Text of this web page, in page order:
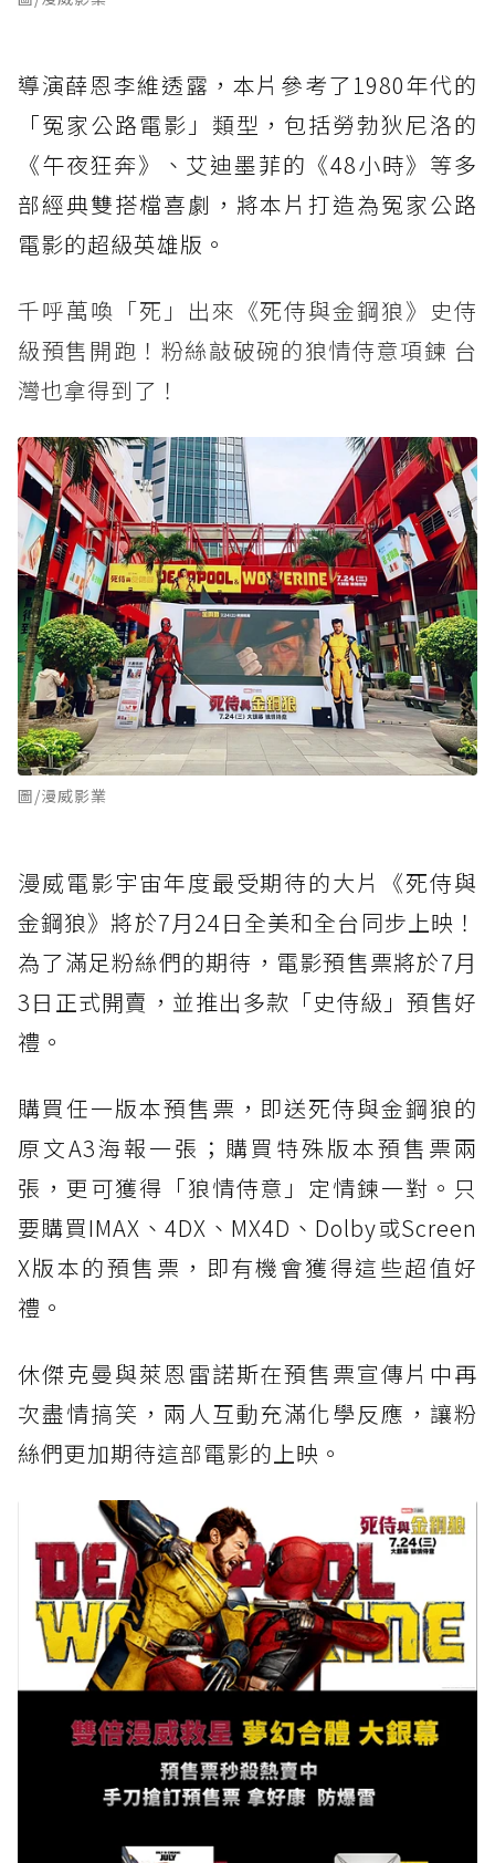
導演薛恩李維透露，本片參考了1980年代的
「冤家公路電影」類型，包括勞勃狄尼洛的
《午夜狂奔》、艾迪墨菲的《48小時》等多
部經典雙搭檔喜劇，將本片打造為冤家公路
電影的超級英雄版。
千呼萬喚「死」出來《死侍與金鋼狼》史侍
級預售開跑！粉絲敲破碗的狼情侍意項鍊 台
灣也拿得到了！
圖/漫威影業
漫威電影宇宙年度最受期待的大片《死侍與
金鋼狼》將於7月24日全美和全台同步上映！
為了滿足粉絲們的期待，電影預售票將於7月
3日正式開賣，並推出多款「史侍級」預售好
禮。
購買任一版本預售票，即送死侍與金鋼狼的
原文A3海報一張；購買特殊版本預售票兩
張，更可獲得「狼情侍意」定情鍊一對。只
要購買IMAX、4DX、MX4D、Dolby或Screen
X版本的預售票，即有機會獲得這些超值好
禮。
休傑克曼與萊恩雷諾斯在預售票宣傳片中再
次盡情搞笑，兩人互動充滿化學反應，讓粉
絲們更加期待這部電影的上映。